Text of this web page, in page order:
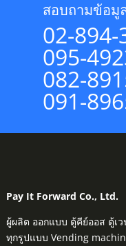
สอบถามข้อมู
02-894-
095-
082-
091-
Pay It Forward Co., Ltd.
ผู้ผลิต ออกแบบ ตู้คีย์ออส ตู้
ทุกรูปแบบ Vending